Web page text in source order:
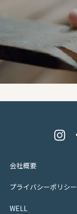
会社概要
プライバシーポリシー
WELL